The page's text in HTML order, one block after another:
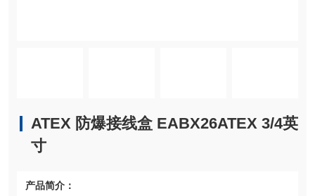
ATEX 防爆接线盒 EABX26ATEX 3/4英
寸
产品简介：